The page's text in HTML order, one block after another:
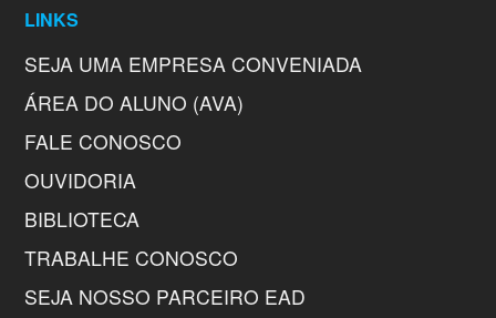
LINKS
SEJA UMA EMPRESA CONVENIADA
ÁREA DO ALUNO (AVA)
FALE CONOSCO
OUVIDORIA
BIBLIOTECA
TRABALHE CONOSCO
SEJA NOSSO PARCEIRO EAD